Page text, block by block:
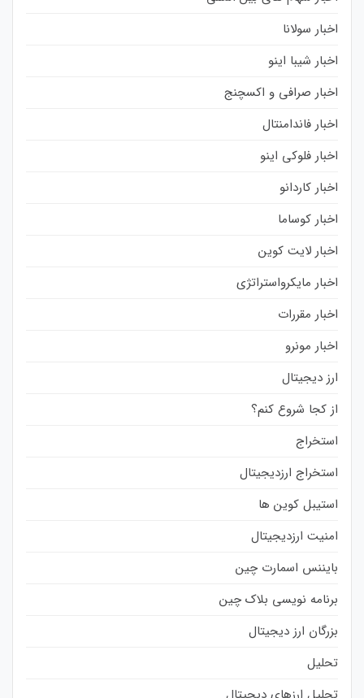
اخبار سولانا
اخبار شیبا اینو
اخبار صرافی و اکسچنج
اخبار فاندامنتال
اخبار فلوکی اینو
اخبار کاردانو
اخبار کوساما
اخبار لایت کوین
اخبار مایکرواستراتژی
اخبار مقررات
اخبار مونرو
ارز دیجیتال
از کجا شروع کنم؟
استخراج
استخراج ارزدیجیتال
استیبل کوین ها
امنیت ارزدیجیتال
بایننس اسمارت چین
برنامه نویسی بلاک چین
بزرگان ارز دیجیتال
تحلیل